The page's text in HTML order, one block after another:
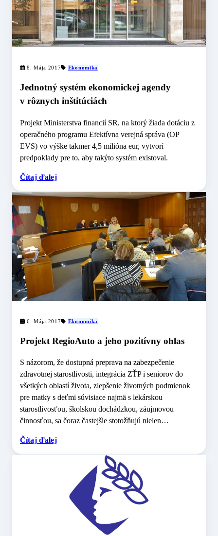
8. Mája 2017 Ekonomika
Jednotný systém ekonomickej agendy
v rôznych inštitúciách
Projekt Ministerstva financií SR, na ktorý žiada dotáciu z
operačného programu Efektívna verejná správa (OP
EVS) vo výške takmer 4,5 milióna eur, vytvorí
predpoklady pre to, aby takýto systém existoval.
Čítaj ďalej
6. Mája 2017 Ekonomika
Projekt RegioAuto a jeho pozitívny ohlas
S názorom, že dostupná preprava na zabezpečenie
zdravotnej starostlivosti, integrácia ZŤP i seniorov do
všetkých oblastí života, zlepšenie životných podmienok
pre matky s deťmi súvisiace najmä s lekárskou
starostlivosťou, školskou dochádzkou, záujmovou
činnosťou, sa čoraz častejšie stotožňujú nielen…
Čítaj ďalej